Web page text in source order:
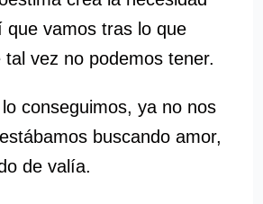
que vamos tras lo que
vez no podemos tener.
conseguimos, ya no nos
buscando amor,
de valía.